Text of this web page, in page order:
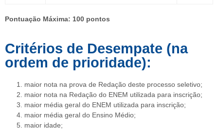
Pontuação Máxima: 100 pontos
Critérios de Desempate (na
ordem de prioridade):
maior nota na prova de Redação deste processo seletivo;
maior nota na Redação do ENEM utilizada para inscrição;
maior média geral do ENEM utilizada para inscrição;
maior média geral do Ensino Médio;
maior idade;